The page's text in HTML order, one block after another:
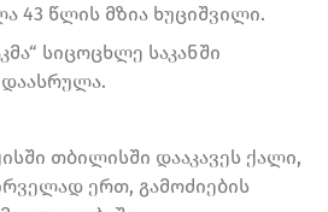
43 წლის მზია ხუციშვილი.
სიცოცხლე საკანში
თბილისში დააკავეს ქალი,
ერთ, გამოძიების